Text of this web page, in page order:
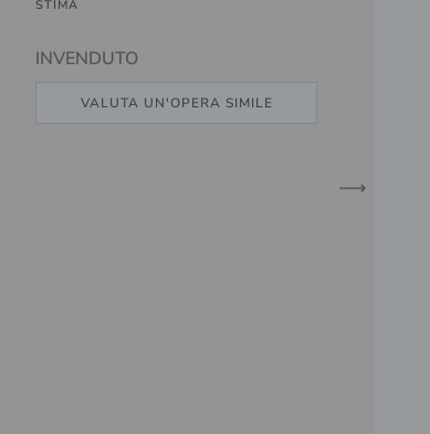
STIMA
INVENDUTO
VALUTA UN'OPERA SIMILE